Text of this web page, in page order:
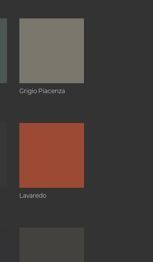
Grigio Piacenza
Lavaredo